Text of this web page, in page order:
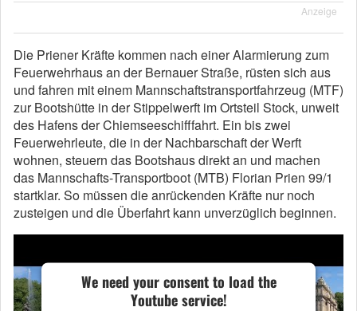
Anzeige
Die Priener Kräfte kommen nach einer Alarmierung zum
Feuerwehrhaus an der Bernauer Straße, rüsten sich aus
und fahren mit einem Mannschaftstransportfahrzeug (MTF)
zur Bootshütte in der Stippelwerft im Ortsteil Stock, unweit
des Hafens der Chiemseeschifffahrt. Ein bis zwei
Feuerwehrleute, die in der Nachbarschaft der Werft
wohnen, steuern das Bootshaus direkt an und machen
das Mannschafts-Transportboot (MTB) Florian Prien 99/1
startklar. So müssen die anrückenden Kräfte nur noch
zusteigen und die Überfahrt kann unverzüglich beginnen.
We need your consent to load the
Youtube service!